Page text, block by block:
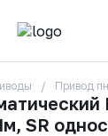
Привод
SR